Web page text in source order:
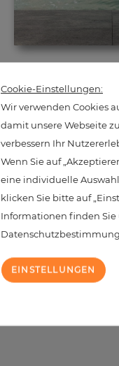
Preis
We have reached
Cookie-Einstellungen:
Wir verwenden Cookies
damit unsere Webseite
verbessern Ihr
Wenn Sie auf
eine individuelle
klicken Sie bitte auf
Informationen finden Sie
EINSTELLUNGEN